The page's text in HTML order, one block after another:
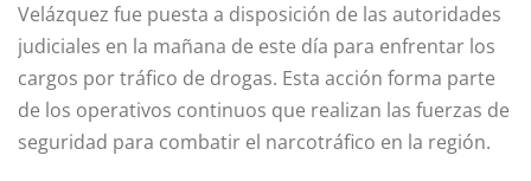
Velázquez fue puesta a disposición de las autoridades
judiciales en la mañana de este día para enfrentar los
cargos por tráfico de drogas. Esta acción forma parte
de los operativos continuos que realizan las fuerzas de
seguridad para combatir el narcotráfico en la región.